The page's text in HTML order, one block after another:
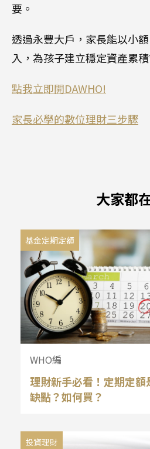
要。
透過永豐大戶，家長能以小
入，為孩子建立穩定資產累積
點我立即開DAWHO!
家長必學的數位理財三步驟
大家都
基金定期定額
WHO編
理財新手必看！定期定
缺點？如何買？
投資理財